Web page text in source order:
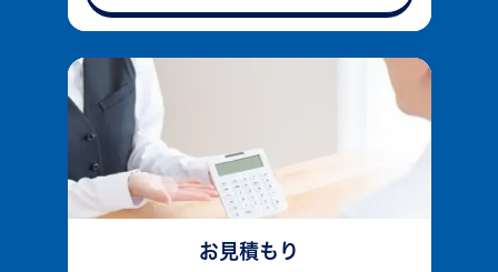
お見積もり